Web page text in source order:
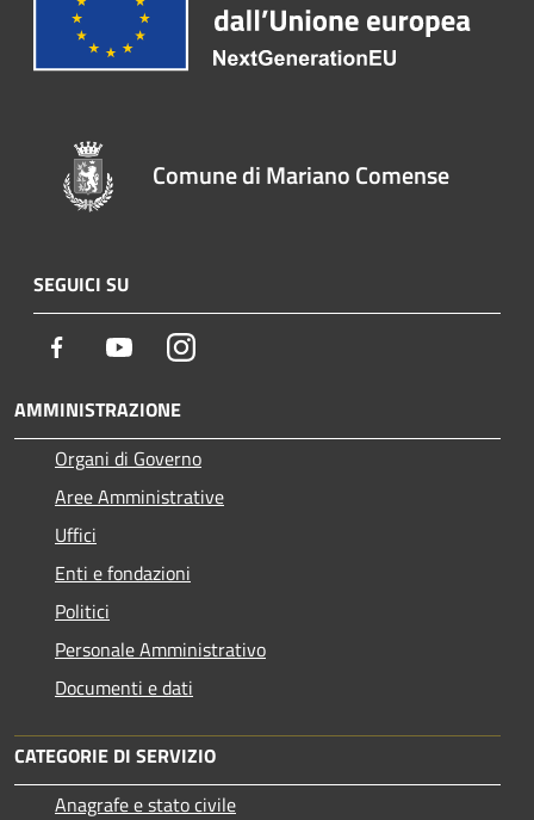
Comune di Mariano Comense
SEGUICI SU
Facebook YoutubeInstagram
AMMINISTRAZIONE
Organi di Governo
Aree Amministrative
Uffici
Enti e fondazioni
Politici
Personale Amministrativo
Documenti e dati
CATEGORIE DI SERVIZIO
Anagrafe e stato civile